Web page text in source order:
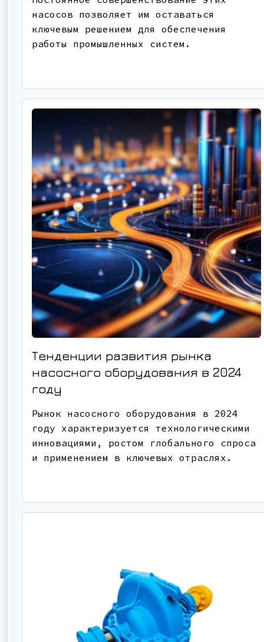
насосов позволяет им оставаться
ключевым решением для обеспечения
работы промышленных систем.
Тенденции развития рынка
насосного оборудования в 2024
году
Рынок насосного оборудования в 2024
году характеризуется технологическими
инновациями, ростом глобального спроса
и применением в ключевых отраслях.